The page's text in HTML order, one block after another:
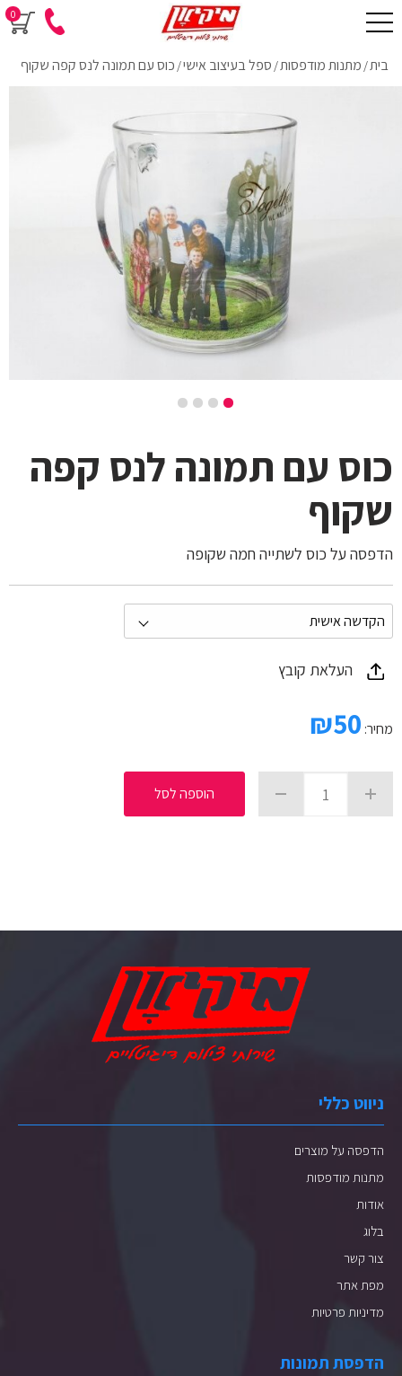
0
בית/ מתנות מודפסות/ ספל בעיצוב אישי/ כוס עם תמונה לנס קפה שקוף
כוס עם תמונה לנס קפה
שקוף
הדפסה על כוס לשתייה חמה שקופה
העלאת קובץ
מחיר: ₪50
הוספה לסל
ניווט כללי
הדפסה על מוצרים
מתנות מודפסות
אודות
בלוג
צור קשר
מפת אתר
מדיניות פרטיות
הדפסת תמונות